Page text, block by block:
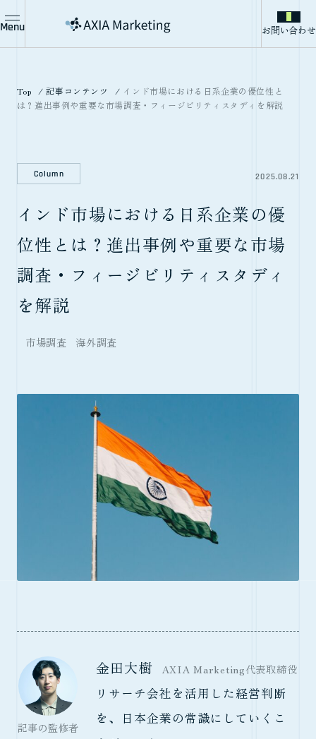
Menu お問い合わせ
Top 記事コンテンツ
インド市場における日系企業の優位性と
は？進出事例や重要な市場調査・フィージビリティスタディを解説
Column 2025.08.21
インド市場における日系企業の優
位性とは？進出事例や重要な市場
調査・フィージビリティスタディ
を解説
市場調査 海外調査
記事の監修者
金田大樹 AXIA Marketing代表取締役
リサーチ会社を活用した経営判断
を、日本企業の常識にしていくこ